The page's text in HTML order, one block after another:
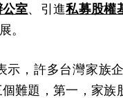
室、引進私募股權
。
，許多台灣家族
難題，第一，家族